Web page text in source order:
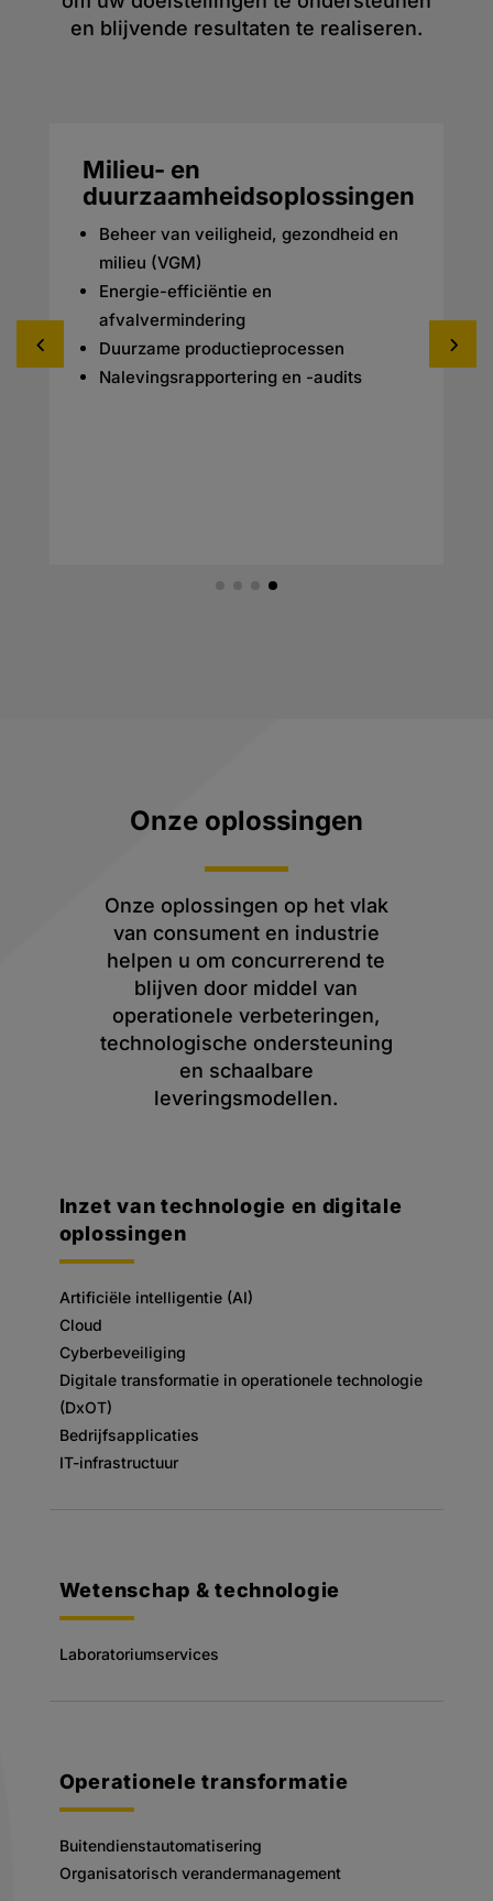
en blijvende resultaten te realiseren.
Milieu- en
duurzaamheidsoplossingen
Beheer van veiligheid, gezondheid en
milieu (VGM)
Energie-efficiëntie en
afvalvermindering
Duurzame productieprocessen
Nalevingsrapportering en -audits
Onze oplossingen
Onze oplossingen op het vlak
van consument en industrie
helpen u om concurrerend te
blijven door middel van
operationele verbeteringen,
technologische ondersteuning
en schaalbare
leveringsmodellen.
Inzet van technologie en digitale
oplossingen
Artificiële intelligentie (AI)
Cloud
Cyberbeveiliging
Digitale transformatie in operationele technologie
(DxOT)
Bedrijfsapplicaties
IT-infrastructuur
Wetenschap & technologie
Laboratoriumservices
Operationele transformatie
Buitendienstautomatisering
Organisatorisch verandermanagement